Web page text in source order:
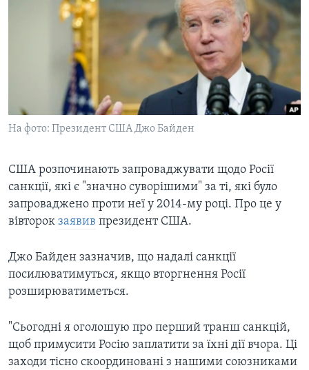
СУСПІЛЬСТВО
ІСТОРІЇ УСПІХУ УКРАЇНЦІВ
ТЕЛЕПРОГРАМИ
ЧАС-TIME
БРИФІНГ ГОЛОСУ АМЕРИКИ
СТУДІЯ ВАШИНГТОН
ВІКНО В АМЕРИКУ
ПОГЛЯД З ВАШИНГТОНА
Learning English
МИ В СОЦМЕРЕЖАХ
Мови
На фото: Президент США Джо Байден
США розпочинають запроваджувати щодо Росії
санкції, які є "значно суворішими" за ті, які було
запроваджено проти неї у 2014-му році. Про це у
вівторок заявив президент США.
Джо Байден зазначив, що надалі санкції
посилюватимуться, якщо вторгнення Росії
розширюватиметься.
"Сьогодні я оголошую про перший транш санкцій,
щоб примусити Росію заплатити за їхні дії вчора. Ці
заходи тісно скоординовані з нашими союзниками